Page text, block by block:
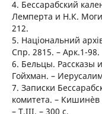
4. Бессарабский
Лемперта и Н.К.
212.
5. Національний
Спр. 2815. – Арк.1-98.
6. Бельцы. Рассказы
Гойхман. –
7. Записки
комитета. – Кишинѐв
– Т.ІІІ. – 300 с.